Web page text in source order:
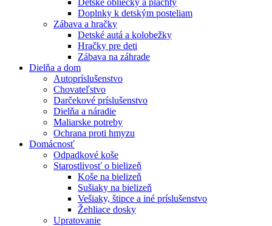
Doplnky k detským posteliam
Zábava a hračky
Detské autá a kolobežky
Hračky pre deti
Zábava na záhrade
Dielňa a dom
Autopríslušenstvo
Chovateľstvo
Darčekové príslušenstvo
Dielňa a náradie
Maliarske potreby
Ochrana proti hmyzu
Domácnosť
Odpadkové koše
Starostlivosť o bielizeň
Koše na bielizeň
Sušiaky na bielizeň
Vešiaky, štipce a iné príslušenstvo
Žehliace dosky
Upratovanie